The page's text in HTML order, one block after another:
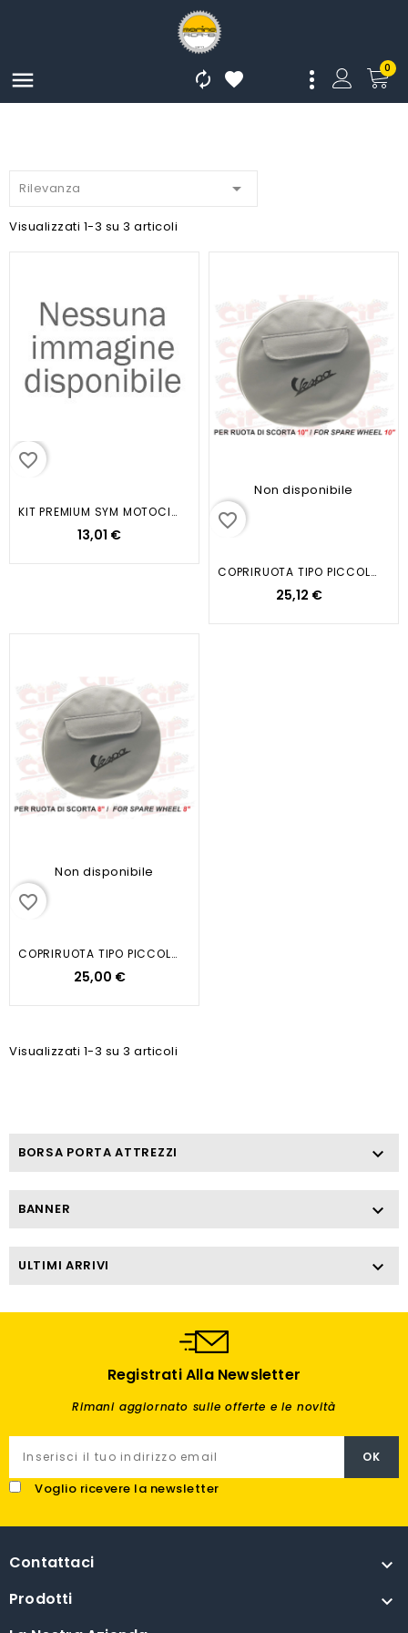
 0


Rilevanza 
Visualizzati 1-3 su 3 articoli
favorite_border
KIT PREMIUM SYM MOTOCICLI...
13,01 €
Non disponibile
favorite_border
COPRIRUOTA TIPO PICCOLO RUOTA 10...
25,12 €
Non disponibile
favorite_border
COPRIRUOTA TIPO PICCOLO RUOTA 8...
25,00 €
Visualizzati 1-3 su 3 articoli
BORSA PORTA ATTREZZI 
BANNER 
ULTIMI ARRIVI 
Registrati Alla Newsletter
Rimani aggiornato sulle offerte e le novità
Voglio ricevere la newsletter
Contattaci 
Prodotti 